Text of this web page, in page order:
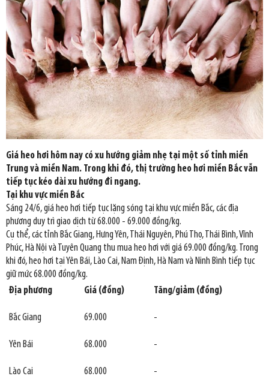
Giá heo hơi hôm nay có xu hướng giảm nhẹ tại một số tỉnh miền
Trung và miền Nam. Trong khi đó, thị trường heo hơi miền Bắc vẫn
tiếp tục kéo dài xu hướng đi ngang.
Tại khu vực miền Bắc
Sáng 24/6, giá heo hơi tiếp tục lặng sóng tại khu vực miền Bắc, các địa
phương duy trì giao dịch từ 68.000 - 69.000 đồng/kg.
Cụ thể, các tỉnh Bắc Giang, Hưng Yên, Thái Nguyên, Phú Thọ, Thái Bình, Vĩnh
Phúc, Hà Nội và Tuyên Quang thu mua heo hơi với giá 69.000 đồng/kg. Trong
khi đó, heo hơi tại Yên Bái, Lào Cai, Nam Định, Hà Nam và Ninh Bình tiếp tục
giữ mức 68.000 đồng/kg.
Địa phương
Giá (đồng) Tăng/giảm (đồng)
Bắc Giang 69.000 -
Yên Bái 68.000 -
Lào Cai 68.000 -